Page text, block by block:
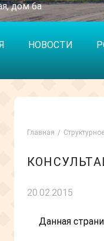
дом 6а
НОВОСТИ
Главная
20.02.2015
Данная